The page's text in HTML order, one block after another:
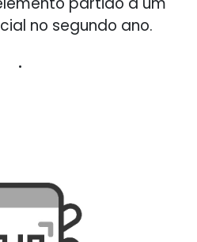
no segundo ano.​
.​​